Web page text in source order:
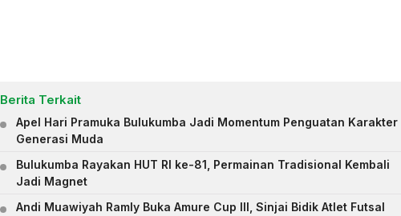
Berita Terkait
Apel Hari Pramuka Bulukumba Jadi Momentum Penguatan Karakter
Generasi Muda
Bulukumba Rayakan HUT RI ke-81, Permainan Tradisional Kembali
Jadi Magnet
Andi Muawiyah Ramly Buka Amure Cup III, Sinjai Bidik Atlet Futsal